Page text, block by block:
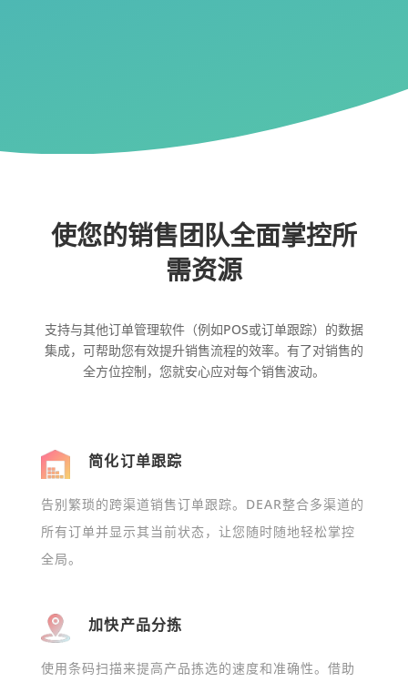
使您的销售团队全面掌控所
需资源
支持与其他订单管理软件（例如POS或订单跟踪）的数据
集成，可帮助您有效提升销售流程的效率。有了对销售的
全方位控制，您就安心应对每个销售波动。
简化订单跟踪
告别繁琐的跨渠道销售订单跟踪。DEAR整合多渠道的
所有订单并显示其当前状态，让您随时随地轻松掌控
全局。
加快产品分拣
使用条码扫描来提高产品拣选的速度和准确性。借助